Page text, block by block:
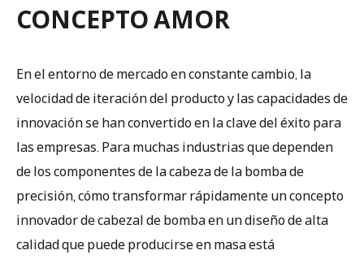
CONCEPTO AMOR
En el entorno de mercado en constante cambio, la
velocidad de iteración del producto y las capacidades de
innovación se han convertido en la clave del éxito para
las empresas. Para muchas industrias que dependen
de los componentes de la cabeza de la bomba de
precisión, cómo transformar rápidamente un concepto
innovador de cabezal de bomba en un diseño de alta
calidad que puede producirse en masa está